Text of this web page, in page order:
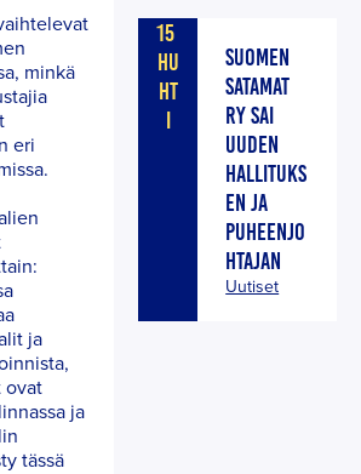
minkä
eri
ja
ovat
ja
tässä
15
HU
HT
I
SUOMEN
SATAMAT
RY SAI
UUDEN
HALLITUKS
EN JA
PUHEENJO
HTAJAN
Uutiset